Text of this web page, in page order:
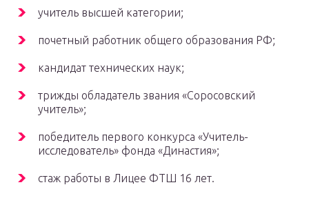
учитель высшей категории;
почетный работник общего образования РФ;
кандидат технических наук;
трижды обладатель звания «Соросовский
учитель»;
победитель первого конкурса «Учитель-
исследователь» фонда «Династия»;
стаж работы в Лицее ФТШ 16 лет.